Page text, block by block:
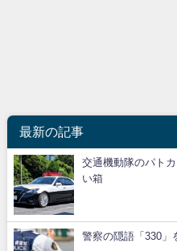
最新の記事
交通機動隊のパト
い箱
警察の隠語「330」